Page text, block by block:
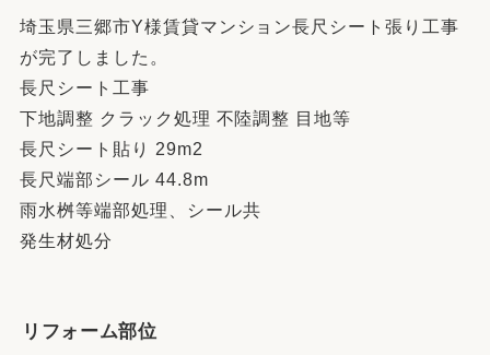
埼玉県三郷市Y様賃貸マンション長尺シート張り工事
が完了しました。
長尺シート工事
下地調整 クラック処理 不陸調整 目地等
長尺シート貼り 29m2
長尺端部シール 44.8m
雨水桝等端部処理、シール共
発生材処分
リフォーム部位